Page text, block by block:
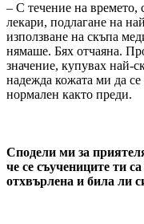
– С течение на времето,
лекари, подлагане на
използване на скъпа
нямаше. Бях отчаяна.
значение, купувах най-
надежда кожата ми да
нормален както преди.
Сподели ми за
че се съучениците ти
отхвърлена и била ли